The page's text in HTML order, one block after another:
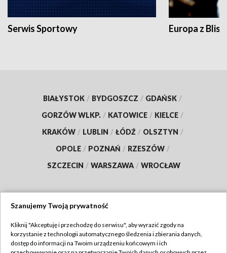
Serwis Sportowy Europa z
BIAŁYSTOK / BYDGOSZCZ / GDAŃSK /
GORZÓW WLKP. / KATOWICE / KIELCE /
KRAKÓW / LUBLIN / ŁÓDŹ / OLSZTYN /
OPOLE / POZNAŃ / RZESZÓW /
SZCZECIN / WARSZAWA / WROCŁAW
TVP
Szanujemy Twoją prywatność
Kliknij "Akceptuję i przechodzę do serwisu", aby wyrazić zgody na
korzystanie z technologii automatycznego śledzenia i zbierania danych,
dostęp do informacji na Twoim urządzeniu końcowym i ich